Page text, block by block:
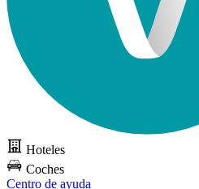
Hoteles
Coches
Centro de ayuda